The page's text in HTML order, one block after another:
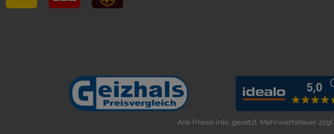
Alle Preise inkl. gesetzl. Mehrwertsteuer zzgl.